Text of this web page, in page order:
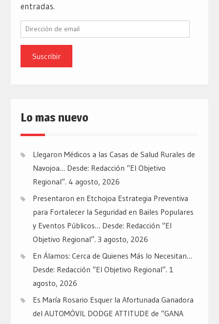
entradas.
Dirección
email
Lo mas nuevo
Llegaron Médicos a las Casas de Salud Rurales de
Navojoa… Desde: Redacción “El Objetivo
Regional”. 4 agosto, 2026
Presentaron en Etchojoa Estrategia Preventiva
para Fortalecer la Seguridad en Bailes Populares
y Eventos Públicos… Desde: Redacción “El
Objetivo Regional”. 3 agosto, 2026
En Álamos: Cerca de Quienes Más lo Necesitan…
Desde: Redacción “El Objetivo Regional”. 1
agosto, 2026
Es María Rosario Esquer la Afortunada Ganadora
del AUTOMÓVIL DODGE ATTITUDE de “GANA